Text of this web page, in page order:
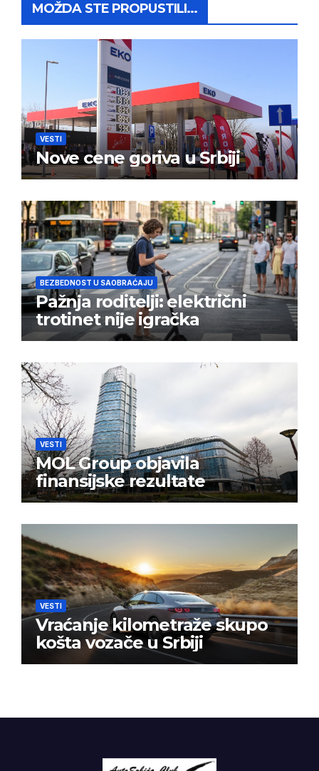
MOŽDA STE PROPUSTILI...
VESTI
Nove cene goriva u Srbiji
BEZBEDNOST U SAOBRAĆAJU
Pažnja roditelji: električni
trotinet nije igračka
VESTI
MOL Group objavila
finansijske rezultate
VESTI
Vraćanje kilometraže skupo
košta vozače u Srbiji